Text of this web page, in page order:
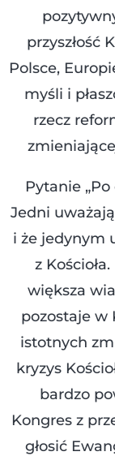
przyszłość
Polsce,
myśli i
rzecz
Pytanie
Jedni
i że jedynym
z
większa
pozostaje w
istotnych
kryzys
bardzo
Kongres z
głosić